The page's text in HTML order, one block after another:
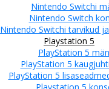
Nintendo Switchi
Nintendo Switch
Nintendo Switchi tarvikud
Playstation 5
PlayStation 5
PlayStation 5
PlayStation 5
Playstation 5